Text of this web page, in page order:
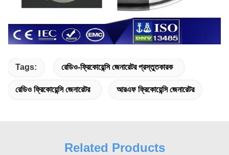
Tags: রেডিও-ফ্রিকোয়েন্সি জেনারেটর প্রস্তুতকারক
রেডিও ফ্রিকোয়েন্সি জেনারেটর আরএফ ফ্রিকোয়েন্সি জেনারেটর
Related Products